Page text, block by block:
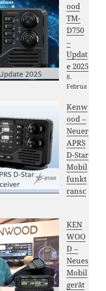
ood
TM-
D750
–
Updat
e 2025
8.
Februa
Kenw
ood –
Neuer
APRS
D-Star
Mobil
funkt
ransc
KEN
WOO
D –
Neues
Mobil
gerät